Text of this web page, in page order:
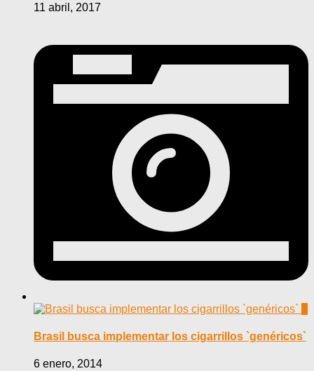
11 abril, 2017
Brasil busca implementar los cigarrillos `genéricos`
6 enero, 2014